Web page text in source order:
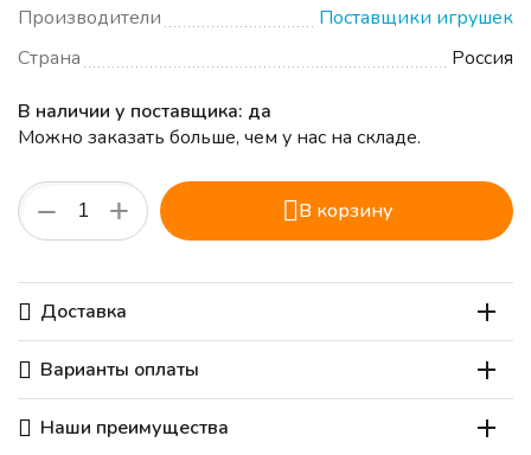
Производители
Поставщики игрушек
Страна
Россия
В наличии у поставщика: да
Можно заказать больше, чем у нас на складе.
+
− В корзину
Доставка
Варианты оплаты
Наши преимущества